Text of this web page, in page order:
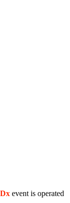
event is operated